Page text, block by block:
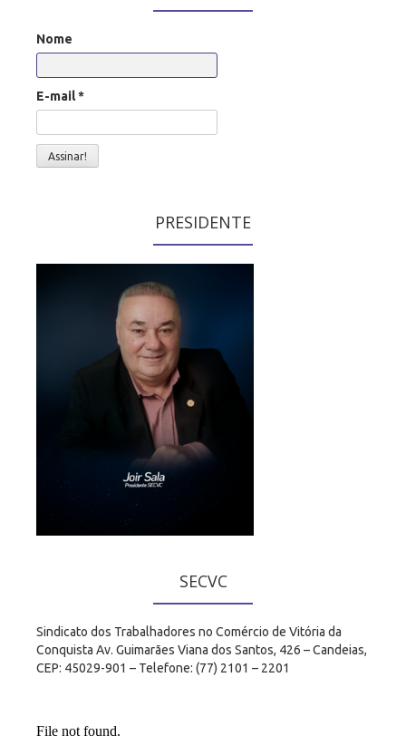
Nome
E-mail*
PRESIDENTE
SECVC
Sindicato dos Trabalhadores no Comércio de Vitória da
Conquista Av. Guimarães Viana dos Santos, 426 – Candeias,
CEP: 45029-901 – Telefone: (77) 2101 – 2201